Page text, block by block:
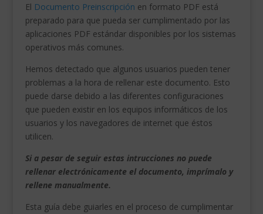
El Documento Preinscripción en formato PDF está
preparado para que pueda ser cumplimentado por las
aplicaciones PDF estándar disponibles por los sistemas
operativos más comunes.
Hemos detectado que algunos usuarios pueden tener
problemas a la hora de rellenar este documento. Esto
puede darse debido a las diferentes configuraciones
que pueden existir en los equipos informáticos de los
usuarios y los navegadores de internet que éstos
utilicen.
Si a pesar de seguir estas intrucciones no puede
rellenar electrónicamente el documento, imprímalo y
rellene manualmente.
Esta guía debe guiarles en el proceso de cumplimentar